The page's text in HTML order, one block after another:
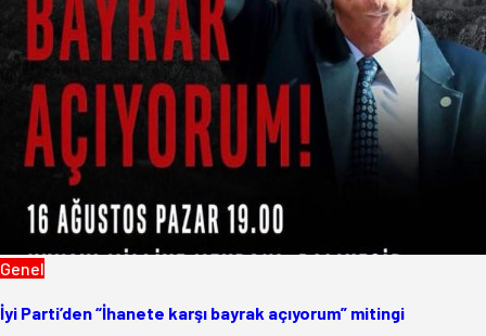
Genel
İyi Parti’den “İhanete karşı bayrak açıyorum” mitingi